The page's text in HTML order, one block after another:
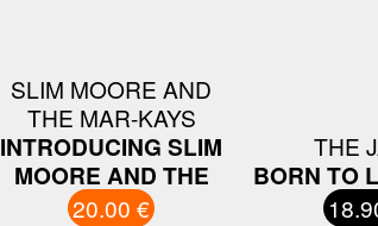
SLIM MOORE AND
THE MAR-KAYS
INTRODUCING SLIM
MOORE AND THE
20.00 €
THE
BORN TO